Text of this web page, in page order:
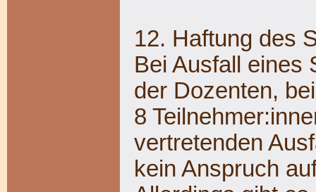
12. Haftung des
Bei Ausfall eines
der Dozenten,
8
vertretenden
kein Anspruch